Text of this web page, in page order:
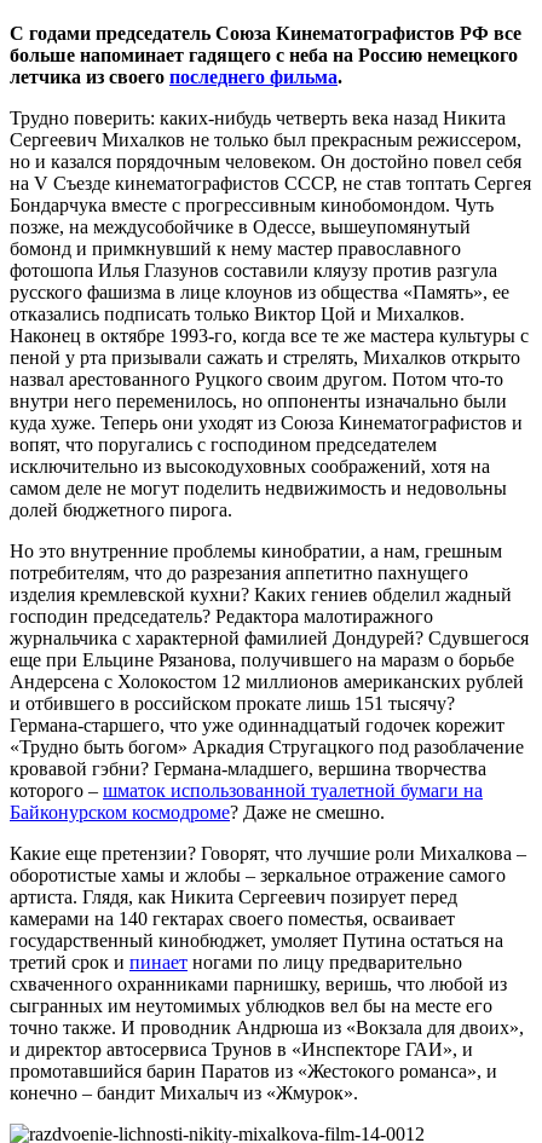
С годами председатель Союза Кинематографистов РФ все
больше напоминает гадящего с неба на Россию немецкого
летчика из своего последнего фильма.
Трудно поверить: каких-нибудь четверть века назад Никита
Сергеевич Михалков не только был прекрасным режиссером,
но и казался порядочным человеком. Он достойно повел себя
на V Съезде кинематографистов СССР, не став топтать Сергея
Бондарчука вместе с прогрессивным кинобомондом. Чуть
позже, на междусобойчике в Одессе, вышеупомянутый
бомонд и примкнувший к нему мастер православного
фотошопа Илья Глазунов составили кляузу против разгула
русского фашизма в лице клоунов из общества «Память», ее
отказались подписать только Виктор Цой и Михалков.
Наконец в октябре 1993-го, когда все те же мастера культуры с
пеной у рта призывали сажать и стрелять, Михалков открыто
назвал арестованного Руцкого своим другом. Потом что-то
внутри него переменилось, но оппоненты изначально были
куда хуже. Теперь они уходят из Союза Кинематографистов и
вопят, что поругались с господином председателем
исключительно из высокодуховных соображений, хотя на
самом деле не могут поделить недвижимость и недовольны
долей бюджетного пирога.
Но это внутренние проблемы кинобратии, а нам, грешным
потребителям, что до разрезания аппетитно пахнущего
изделия кремлевской кухни? Каких гениев обделил жадный
господин председатель? Редактора малотиражного
журнальчика с характерной фамилией Дондурей? Сдувшегося
еще при Ельцине Рязанова, получившего на маразм о борьбе
Андерсена с Холокостом 12 миллионов американских рублей
и отбившего в российском прокате лишь 151 тысячу?
Германа-старшего, что уже одиннадцатый годочек корежит
«Трудно быть богом» Аркадия Стругацкого под разоблачение
кровавой гэбни? Германа-младшего, вершина творчества
которого – шматок использованной туалетной бумаги на
Байконурском космодроме? Даже не смешно.
Какие еще претензии? Говорят, что лучшие роли Михалкова –
оборотистые хамы и жлобы – зеркальное отражение самого
артиста. Глядя, как Никита Сергеевич позирует перед
камерами на 140 гектарах своего поместья, осваивает
государственный кинобюджет, умоляет Путина остаться на
третий срок и пинает ногами по лицу предварительно
схваченного охранниками парнишку, веришь, что любой из
сыгранных им неутомимых ублюдков вел бы на месте его
точно также. И проводник Андрюша из «Вокзала для двоих»,
и директор автосервиса Трунов в «Инспекторе ГАИ», и
промотавшийся барин Паратов из «Жестокого романса», и
конечно – бандит Михалыч из «Жмурок».